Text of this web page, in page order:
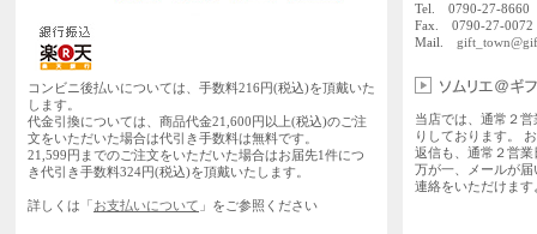
コンビニ後払いについては、手数料216円(税込)を頂戴いた
します。
代金引換については、商品代金21,600円以上(税込)のご注
文をいただいた場合は代引き手数料は無料です。
21,599円までのご注文をいただいた場合はお届先1件につ
き代引き手数料324円(税込)を頂戴いたします。
詳しくは「お支払いについて 」をご参照ください
Tel. 0790-27-
Fax. 0790-27-0072
Mail.
当店では、通常２
りしております。
返信も、通常２営
万が一、メールが
連絡をいただけま